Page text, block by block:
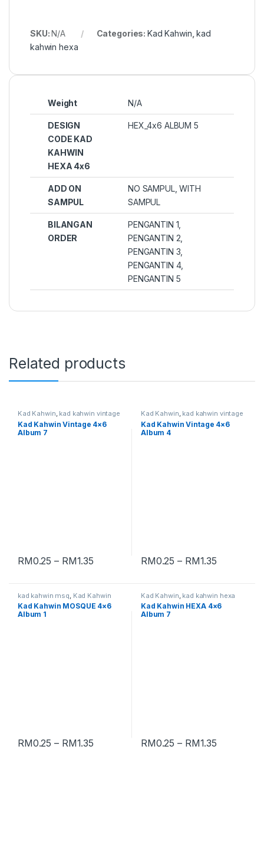
SKU:N/A Categories: Kad Kahwin ,kad
kahwin hexa
Weight N/A
DESIGN
CODE KAD
KAHWIN
HEXA 4x6
HEX_4x6 ALBUM 5
ADD ON
SAMPUL
NO SAMPUL, WITH
SAMPUL
BILANGAN
ORDER
PENGANTIN 1,
PENGANTIN 2,
PENGANTIN 3,
PENGANTIN 4,
PENGANTIN 5
Related products
Kad Kahwin, kad kahwin vintage
Kad Kahwin Vintage 4×6
Album 7
RM0.25 – RM1.35
Kad Kahwin, kad kahwin vintage
Kad Kahwin Vintage 4×6
Album 4
RM0.25 – RM1.35
kad kahwin msq Kad Kahwin
Kad Kahwin MOSQUE 4×6
Album 1
RM0.25 – RM1.35
Kad Kahwin kad kahwin hexa
Kad Kahwin HEXA 4×6
Album 7
RM0.25 – RM1.35